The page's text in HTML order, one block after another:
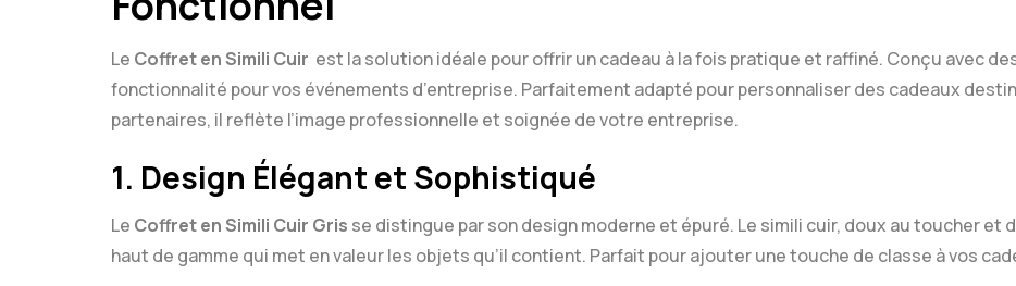
Le Coffret en Simili Cuir est la solution idéale pour offrir un cadeau à la fois pratique et raffiné. Conçu avec
fonctionnalité pour vos événements d’entreprise. Parfaitement adapté pour personnaliser des cadeaux
partenaires, il reflète l’image professionnelle et soignée de votre entreprise.
1. Design Élégant et Sophistiqué
Le Coffret en Simili Cuir Gris se distingue par son design moderne et épuré. Le simili cuir, doux au toucher et
haut de gamme qui met en valeur les objets qu’il contient. Parfait pour ajouter une touche de classe à vos